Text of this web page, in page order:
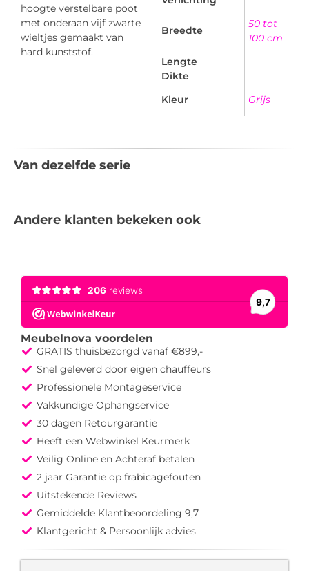
hoogte verstelbare poot
met onderaan vijf zwarte
wieltjes gemaakt van
hard kunststof.
Breedte
50 tot
100 cm
Lengte
Dikte
Kleur
Grijs
Van dezelfde serie
Andere klanten bekeken ook
Meubelnova voordelen
GRATIS thuisbezorgd vanaf €899,-
Snel geleverd door eigen chauffeurs
Professionele Montageservice
Vakkundige Ophangservice
30 dagen Retourgarantie
Heeft een Webwinkel Keurmerk
Veilig Online en Achteraf betalen
2 jaar Garantie op frabicagefouten
Uitstekende Reviews
Gemiddelde Klantbeoordeling 9,7
Klantgericht & Persoonlijk advies